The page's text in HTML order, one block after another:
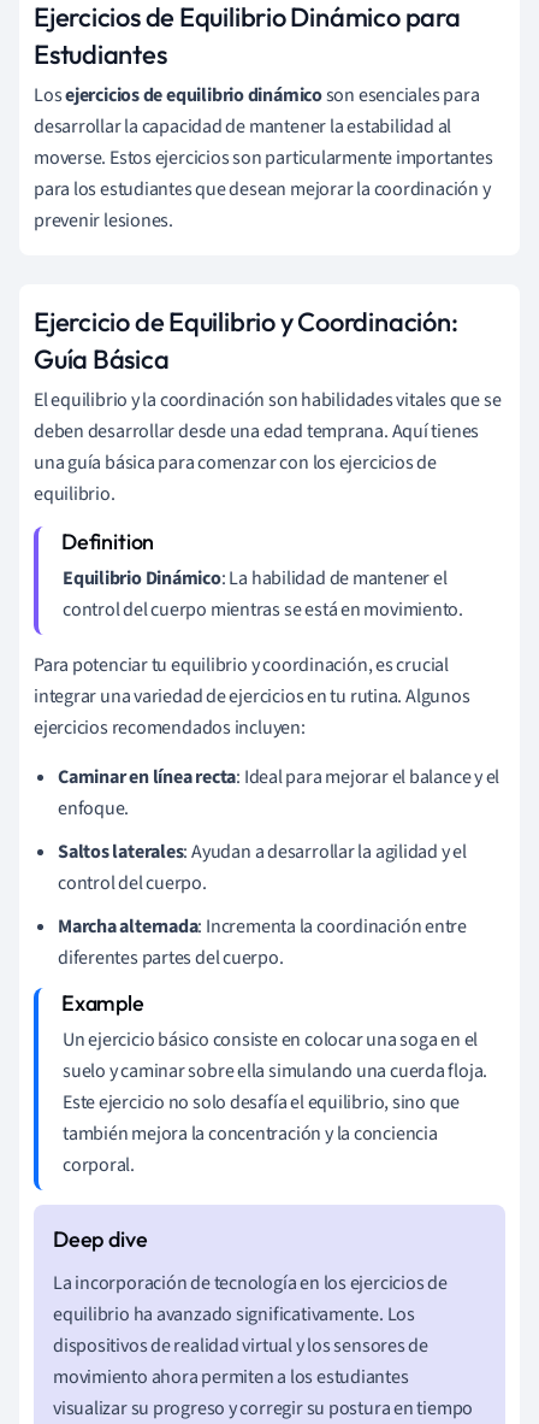
Ejercicios de Equilibrio Dinámico para
Estudiantes
Losejercicios de equilibrio dinámicoson esenciales para
desarrollar la capacidad de mantener la estabilidad al
moverse. Estos ejercicios son particularmente importantes
para los estudiantes que desean mejorar la coordinación y
prevenir lesiones.
Ejercicio de Equilibrio y Coordinación:
Guía Básica
El equilibrio y la coordinación son habilidades vitales que se
deben desarrollar desde una edad temprana. Aquí tienes
una guía básica para comenzar con los ejercicios de
equilibrio.
Equilibrio Dinámico: La habilidad de mantener el
control del cuerpo mientras se está en movimiento.
Para potenciar tu equilibrio y coordinación, es crucial
integrar una variedad de ejercicios en tu rutina. Algunos
ejercicios recomendados incluyen:
Caminar en línea recta: Ideal para mejorar el balance y el
enfoque.
Saltos laterales: Ayudan a desarrollar la agilidad y el
control del cuerpo.
Marcha alternada: Incrementa la coordinación entre
diferentes partes del cuerpo.
Un ejercicio básico consiste en colocar una soga en el
suelo y caminar sobre ella simulando una cuerda floja.
Este ejercicio no solo desafía el equilibrio, sino que
también mejora la concentración y la conciencia
corporal.
La incorporación de tecnología en los ejercicios de
equilibrio ha avanzado significativamente. Los
dispositivos de realidad virtual y los sensores de
movimiento ahora permiten a los estudiantes
visualizar su progreso y corregir su postura en tiempo